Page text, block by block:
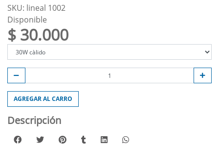
SKU: lineal 1002
Disponible
$ 30.000
AGREGAR AL CARRO
Descripción